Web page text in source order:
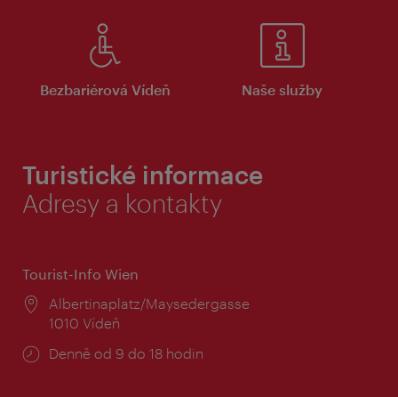
Bezbariérová Vídeň Naše služby
Turistické informace
Adresy a kontakty
Tourist-Info Wien
Místo:
Albertinaplatz/Maysedergasse
1010 Vídeň
Provozní
Denně od 9 do 18 hodin